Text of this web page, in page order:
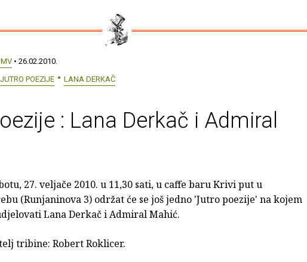
MV • 26.02.2010.
JUTRO POEZIJE LANA DERKAČ
: Lana Derkač i Admiral
27. veljače 2010. u 11,30 sati, u caffe baru Krivi put u
(Runjaninova 3) održat će se još jedno 'Jutro poezije' na kojem
Lana Derkač i Admiral Mahić.
tribine: Robert Roklicer.